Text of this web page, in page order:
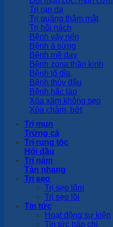
Trị rạn da
Trị quầng thâm mắt
Trị hôi nách
Bệnh vảy nến
Bệnh á sừng
Bệnh mề đay
Bệnh zona thần kinh
Bệnh tổ đỉa
Bệnh thủy đậu
Bệnh hắc lào
Xóa xăm không sẹo
Xóa chàm, bớt
Trị mụn
Trứng cá
Trị rụng tóc
Hói đầu
Trị nám
Tàn nhang
Trị sẹo
Trị sẹo lõm
Trị sẹo lồi
Tin tức
Hoạt động sự kiện
Tin tức báo chí